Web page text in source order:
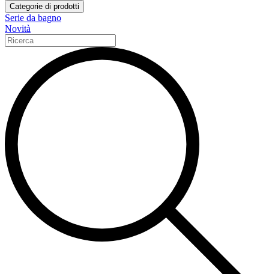
Categorie di prodotti
Serie da bagno
Novità